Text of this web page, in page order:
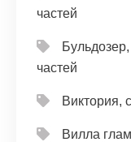
частей
частей
Виктория,
Вилла